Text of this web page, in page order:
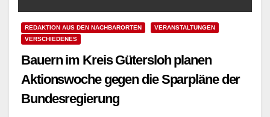
REDAKTION AUS DEN NACHBARORTEN
VERANSTALTUNGEN
VERSCHIEDENES
Bauern im Kreis Gütersloh planen
Aktionswoche gegen die Sparpläne der
Bundesregierung